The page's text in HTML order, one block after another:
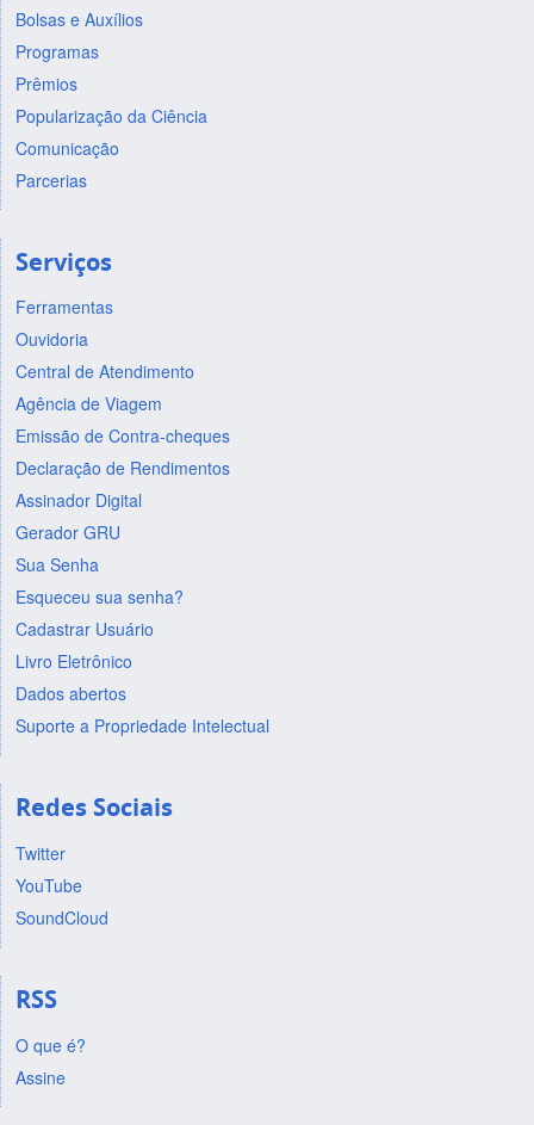
Bolsas e Auxílios
Programas
Prêmios
Popularização da Ciência
Comunicação
Parcerias
Serviços
Ferramentas
Ouvidoria
Central de Atendimento
Agência de Viagem
Emissão de Contra-cheques
Declaração de Rendimentos
Assinador Digital
Gerador GRU
Sua Senha
Esqueceu sua senha?
Cadastrar Usuário
Livro Eletrônico
Dados abertos
Suporte a Propriedade Intelectual
Redes Sociais
Twitter
YouTube
SoundCloud
RSS
O que é?
Assine